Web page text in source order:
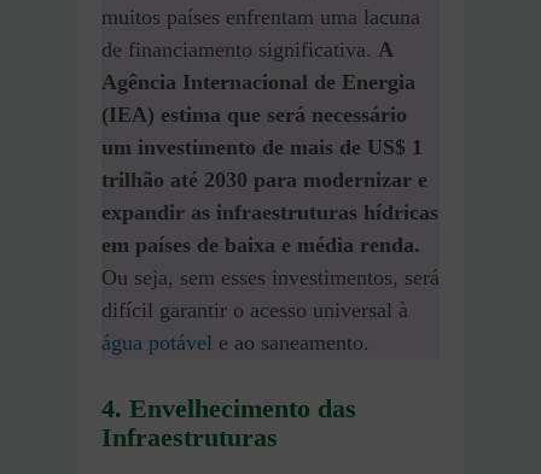
muitos países enfrentam uma lacuna
de financiamento significativa. A
Agência Internacional de Energia
(IEA) estima que será necessário
um investimento de mais de US$ 1
trilhão até 2030 para modernizar e
expandir as infraestruturas hídricas
em países de baixa e média renda.
Ou seja, sem esses investimentos, será
difícil garantir o acesso universal à
água potável e ao saneamento.
4. Envelhecimento das
Infraestruturas